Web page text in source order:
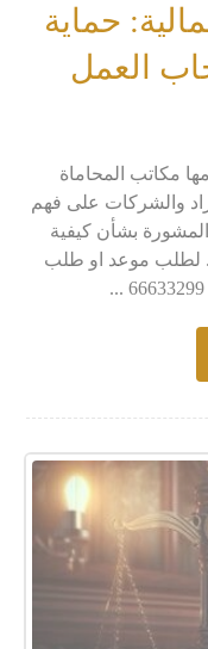
حماية
العمل
مكاتب المحاماة
والشركات على فهم
المشورة بشأن كيفية
لطلب موعد او طلب